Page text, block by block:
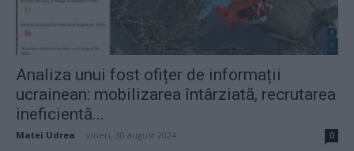
Analiza unui fost ofițer de informații
ucrainean: mobilizarea întârziată, recrutarea
ineficientă...
Matei Udrea vineri, 30 august 2024 0